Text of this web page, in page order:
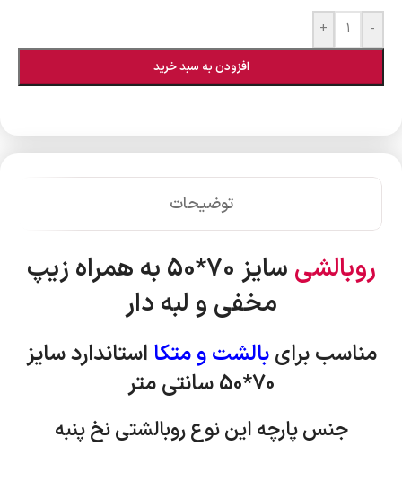
-
+
افزودن به سبد خرید
توضیحات
روبالشی
سایز 70*50 به همراه زیپ
مخفی و لبه دار
مناسب برایبالشت و متکا استانداردسایز
70*50 سانتی متر
جنس پارچه این نوع روبالشتی نخ پنبه